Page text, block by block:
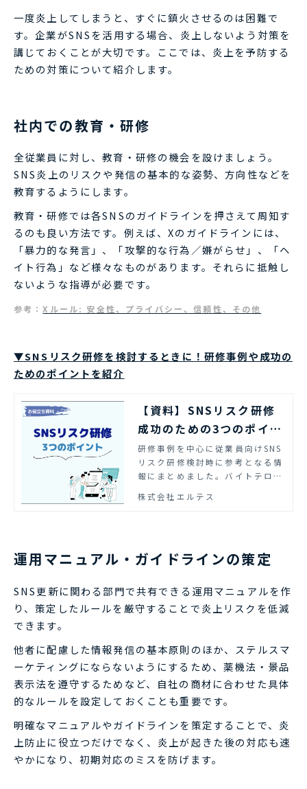
一度炎上してしまうと、すぐに鎮火させるのは困難で
す。企業がSNSを活用する場合、炎上しないよう対策を
講じておくことが大切です。ここでは、炎上を予防する
ための対策について紹介します。
社内での教育・研修
全従業員に対し、教育・研修の機会を設けましょう。
SNS炎上のリスクや発信の基本的な姿勢、方向性などを
教育するようにします。
教育・研修では各SNSのガイドラインを押さえて周知す
るのも良い方法です。例えば、Xのガイドラインには、
「暴力的な発言」、「攻撃的な行為／嫌がらせ」、「ヘ
イト行為」など様々なものがあります。それらに抵触し
ないような指導が必要です。
参考：Xルール: 安全性、プライバシー、信頼性、その他
▼SNSリスク研修を検討するときに！研修事例や成功の
ためのポイントを紹介
【資料】SNSリスク研修
成功のための3つのポイン
ト | エルテス
研修事例を中心に従業員向けSNS
リスク研修検討時に参考となる情
報にまとめました。バイトテロ、
スクの発生を抑止するために、多
株式会社エルテス
運用マニュアル・ガイドラインの策定
SNS更新に関わる部門で共有できる運用マニュアルを作
り、策定したルールを厳守することで炎上リスクを低減
できます。
他者に配慮した情報発信の基本原則のほか、ステルスマ
ーケティングにならないようにするため、薬機法・景品
表示法を遵守するためなど、自社の商材に合わせた具体
的なルールを設定しておくことも重要です。
明確なマニュアルやガイドラインを策定することで、炎
上防止に役立つだけでなく、炎上が起きた後の対応も速
やかになり、初期対応のミスを防げます。